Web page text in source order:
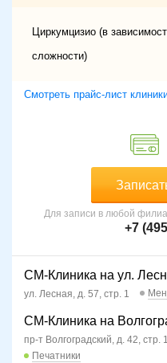
Циркумцизио (в
сложности)
Смотреть прайс-лист
Для записи в любой
+7
СМ-Клиника на ул.
ул. Лесная, д. 57, стр. 1
СМ-Клиника на
пр-т Волгоградский, д. 42, стр.
Печатники